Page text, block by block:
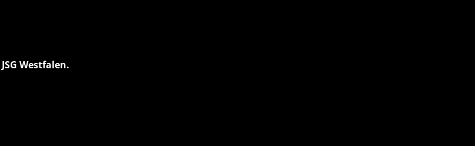
JSG Westfalen.